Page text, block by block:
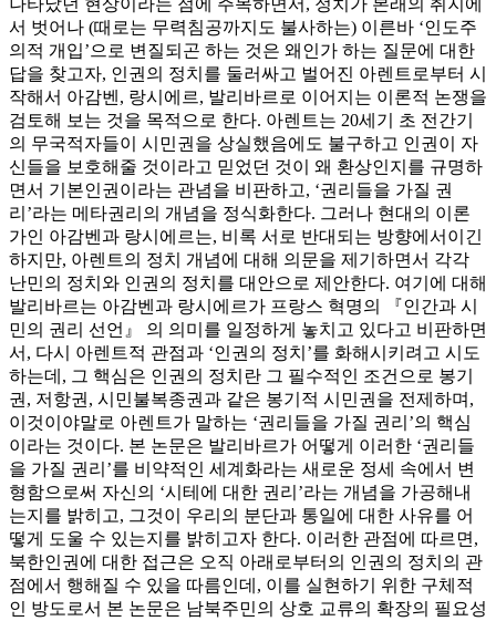
나타났던 현상이라는 점에 주목하면서, 정치가 본래의 취지에
서 벗어나 (때로는 무력침공까지도 불사하는) 이른바 ‘인도주
의적 개입’으로 변질되곤 하는 것은 왜인가 하는 질문에 대한
답을 찾고자, 인권의 정치를 둘러싸고 벌어진 아렌트로부터 시
작해서 아감벤, 랑시에르, 발리바르로 이어지는 이론적 논쟁을
검토해 보는 것을 목적으로 한다. 아렌트는 20세기 초 전간기
의 무국적자들이 시민권을 상실했음에도 불구하고 인권이 자
신들을 보호해줄 것이라고 믿었던 것이 왜 환상인지를 규명하
면서 기본인권이라는 관념을 비판하고, ‘권리들을 가질 권
리’라는 메타권리의 개념을 정식화한다. 그러나 현대의 이론
가인 아감벤과 랑시에르는, 비록 서로 반대되는 방향에서이긴
하지만, 아렌트의 정치 개념에 대해 의문을 제기하면서 각각
난민의 정치와 인권의 정치를 대안으로 제안한다. 여기에 대해
발리바르는 아감벤과 랑시에르가 프랑스 혁명의 『인간과 시
민의 권리 선언』 의 의미를 일정하게 놓치고 있다고 비판하면
서, 다시 아렌트적 관점과 ‘인권의 정치’를 화해시키려고 시도
하는데, 그 핵심은 인권의 정치란 그 필수적인 조건으로 봉기
권, 저항권, 시민불복종권과 같은 봉기적 시민권을 전제하며,
이것이야말로 아렌트가 말하는 ‘권리들을 가질 권리’의 핵심
이라는 것이다. 본 논문은 발리바르가 어떻게 이러한 ‘권리들
을 가질 권리’를 비약적인 세계화라는 새로운 정세 속에서 변
형함으로써 자신의 ‘시테에 대한 권리’라는 개념을 가공해내
는지를 밝히고, 그것이 우리의 분단과 통일에 대한 사유를 어
떻게 도울 수 있는지를 밝히고자 한다. 이러한 관점에 따르면,
북한인권에 대한 접근은 오직 아래로부터의 인권의 정치의 관
점에서 행해질 수 있을 따름인데, 이를 실현하기 위한 구체적
인 방도로서 본 논문은 남북주민의 상호 교류의 확장의 필요성